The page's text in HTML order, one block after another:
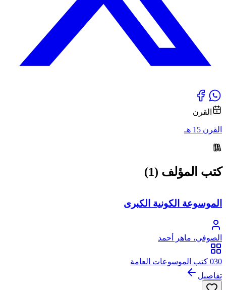
القرن
القرن 15 هـ
كتب المؤلف (1)
الموسوعة الكونية الكبرى
الصوفي، ماهر أحمد
030 كتب الموسوعات العامة
تفاصيل